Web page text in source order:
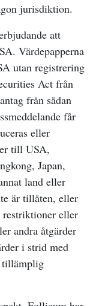
jurisdiktion.
att
Värdepapperna
utan registrering
Act från
från sådan
får
eller
till USA,
Japan,
land eller
är tillåten, eller
restriktioner eller
andra åtgärder
i strid med
tillämplig